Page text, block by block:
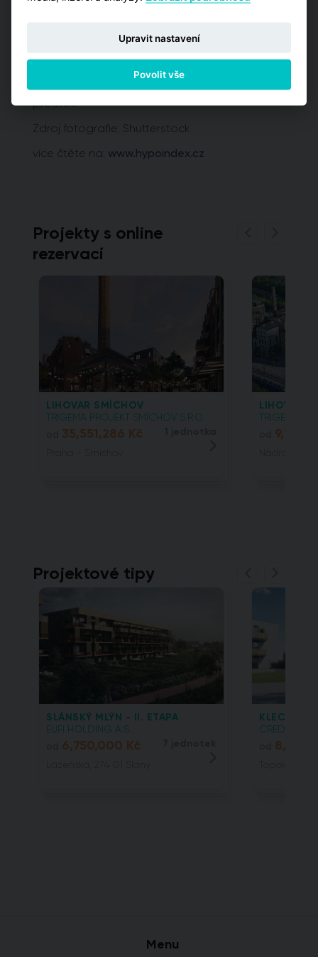
prodloužena i o 60 dnů.
Stavební zákon musí ještě podepsat
prezident. Účinnosti nabývá 1. července 2023,
ale část změn bude nabíhat postupně i
předtím.
Zdroj fotografie: Shutterstock
více čtěte na: www.hypoindex.cz
Projekty s online
rezervací
LIHOVAR SMÍCHOV
TRIGEMA PROJEKT SMÍCHOV S.R.O.
35,551,286 Kč
LIHOVAR
TRIGEMA
Projektové tipy
SLÁNSKÝ MLÝN - II. ETAPA
EUFI HOLDING A.S.
6,750,000 Kč
CREDITAS
Menu
Upravit nastavení
Povolit vše